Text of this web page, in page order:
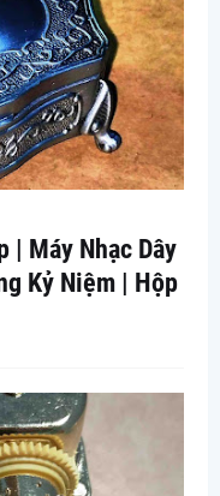
| Máy Nhạc Dây
Kỷ Niệm | Hộp